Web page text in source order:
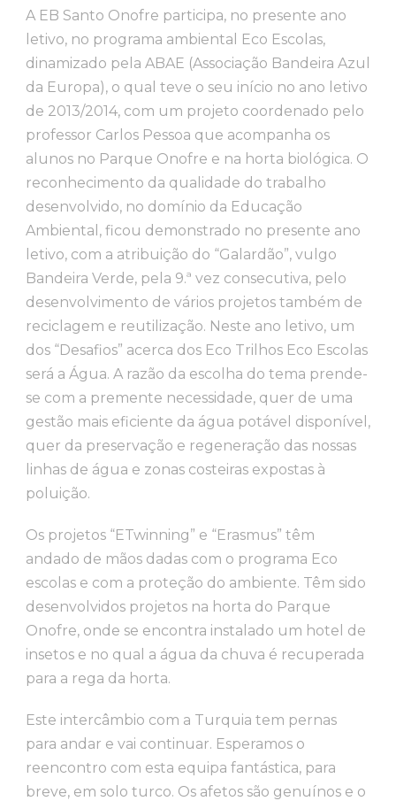
A EB Santo Onofre participa, no presente ano
letivo, no programa ambiental Eco Escolas,
dinamizado pela ABAE (Associação Bandeira Azul
da Europa), o qual teve o seu início no ano letivo
de 2013/2014, com um projeto coordenado pelo
professor Carlos Pessoa que acompanha os
alunos no Parque Onofre e na horta biológica. O
reconhecimento da qualidade do trabalho
desenvolvido, no domínio da Educação
Ambiental, ficou demonstrado no presente ano
letivo, com a atribuição do “Galardão”, vulgo
Bandeira Verde, pela 9.ª vez consecutiva, pelo
desenvolvimento de vários projetos também de
reciclagem e reutilização. Neste ano letivo, um
dos “Desafios” acerca dos Eco Trilhos Eco Escolas
será a Água. A razão da escolha do tema prende-
se com a premente necessidade, quer de uma
gestão mais eficiente da água potável disponível,
quer da preservação e regeneração das nossas
linhas de água e zonas costeiras expostas à
poluição.
Os projetos “ETwinning” e “Erasmus” têm
andado de mãos dadas com o programa Eco
escolas e com a proteção do ambiente. Têm sido
desenvolvidos projetos na horta do Parque
Onofre, onde se encontra instalado um hotel de
insetos e no qual a água da chuva é recuperada
para a rega da horta.
Este intercâmbio com a Turquia tem pernas
para andar e vai continuar. Esperamos o
reencontro com esta equipa fantástica, para
breve, em solo turco. Os afetos são genuínos e o